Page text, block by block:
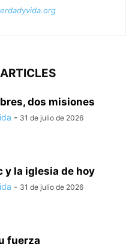
dos misiones
- 31 de julio de 2026
y la iglesia de hoy
- 31 de julio de 2026
fuerza